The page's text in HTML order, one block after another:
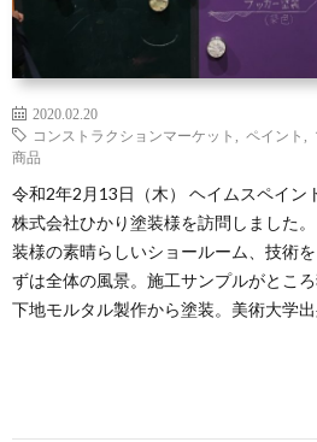
2020.02.20
コンストラクションマーケット
ペイント
商品
令和2年2月13日（木） ヘイムスペイン
株式会社ひかり塗装様を訪問しました
装様の素晴らしいショールーム、技術
ずは全体の風景。施工サンプルがとこ
下地モルタル製作から塗装。美術大学